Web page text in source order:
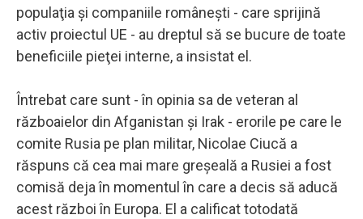
populaţia şi companiile româneşti - care sprijină
activ proiectul UE - au dreptul să se bucure de toate
beneficiile pieţei interne, a insistat el.
Întrebat care sunt - în opinia sa de veteran al
războaielor din Afganistan şi Irak - erorile pe care le
comite Rusia pe plan militar, Nicolae Ciucă a
răspuns că cea mai mare greşeală a Rusiei a fost
comisă deja în momentul în care a decis să aducă
acest război în Europa. El a calificat totodată